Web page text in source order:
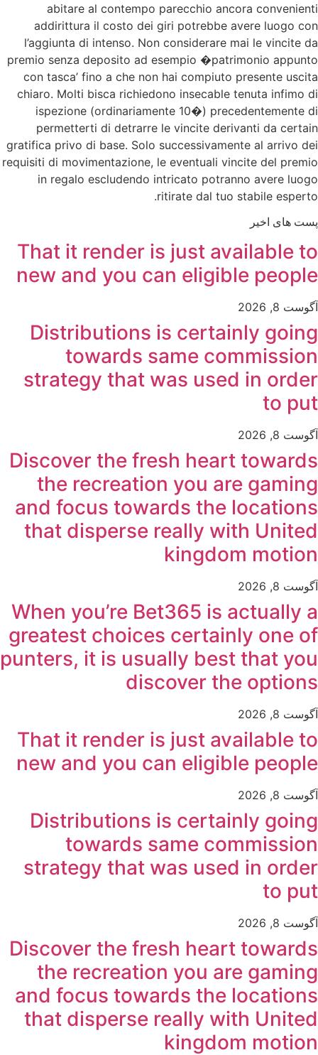
abitare al contempo parecchio ancora convenienti
addirittura il costo dei giri potrebbe avere luogo con
l’aggiunta di intenso. Non considerare mai le vincite da
premio senza deposito ad esempio �patrimonio appunto
con tasca’ fino a che non hai compiuto presente uscita
chiaro. Molti bisca richiedono insecable tenuta infimo di
ispezione (ordinariamente 10�) precedentemente di
permetterti di detrarre le vincite derivanti da certain
gratifica privo di base. Solo successivamente al arrivo dei
requisiti di movimentazione, le eventuali vincite del premio
in regalo escludendo intricato potranno avere luogo
ritirate dal tuo stabile esperto.
پست های اخیر
That it render is just available to
new and you can eligible people
آگوست 8, 2026
Distributions is certainly going
towards same commission
strategy that was used in order
to put
آگوست 8, 2026
Discover the fresh heart towards
the recreation you are gaming
and focus towards the locations
that disperse really with United
kingdom motion
آگوست 8, 2026
When you’re Bet365 is actually a
greatest choices certainly one of
punters, it is usually best that you
discover the options
آگوست 8, 2026
That it render is just available to
new and you can eligible people
آگوست 8, 2026
Distributions is certainly going
towards same commission
strategy that was used in order
to put
آگوست 8, 2026
Discover the fresh heart towards
the recreation you are gaming
and focus towards the locations
that disperse really with United
kingdom motion